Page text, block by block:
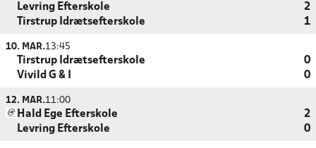
Levring Efterskole
2
Tirstrup Idrætsefterskole
1
10. MAR.13:45
Tirstrup Idrætsefterskole
0
Vivild G & I
0
12. MAR.11:00
Hald Ege Efterskole
2
Levring Efterskole
0